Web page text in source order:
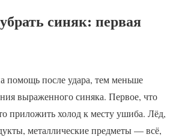
синяк: первая
помощь после удара, тем меньше
выраженного синяка. Первое, что
приложить холод к месту ушиба. Лёд,
металлические предметы — всё,